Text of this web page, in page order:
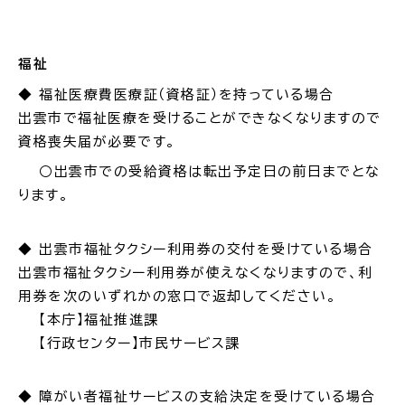
ごみ出し
プリ
電子申請・
手続きガ
イド
福祉
◆ 福祉医療費医療証（資格証）を持っている場合
出雲市で福祉医療を受けることができなくなりますので
資格喪失届が必要です。
○出雲市での受給資格は転出予定日の前日までとな
ります。
◆ 出雲市福祉タクシー利用券の交付を受けている場合
出雲市福祉タクシー利用券が使えなくなりますので、利
用券を次のいずれかの窓口で返却してください。
【本庁】福祉推進課
【行政センター】市民サービス課
◆ 障がい者福祉サービスの支給決定を受けている場合